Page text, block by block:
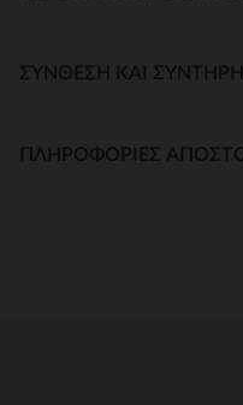
ΣΎΝΘΕΣΗ ΚΑΙ
ΠΛΗΡΟΦΟΡΊΕΣ